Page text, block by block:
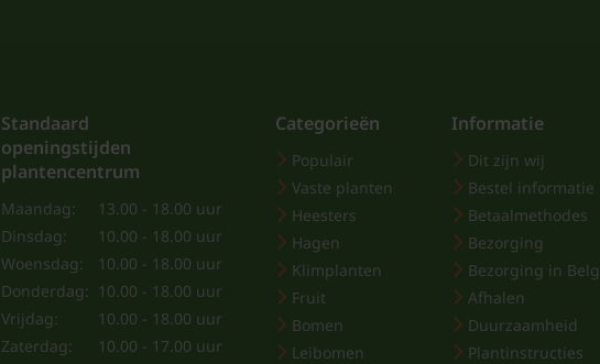
Standaard
openingstijden
plantencentrum
Maandag:
13.00 - 18.00 uur
Dinsdag:
10.00 - 18.00 uur
Woensdag:
10.00 - 18.00 uur
Donderdag: 10.00 - 18.00 uur
Vrijdag:
10.00 - 18.00 uur
Zaterdag:
10.00 - 17.00 uur
Categorieën
Populair
Vaste planten
Heesters
Hagen
Klimplanten
Fruit
Bomen
Leibomen
Informatie
Dit zijn wij
Bestel informatie
Betaalmethodes
Bezorging
Bezorging in
Afhalen
Duurzaamheid
Plantinstructies